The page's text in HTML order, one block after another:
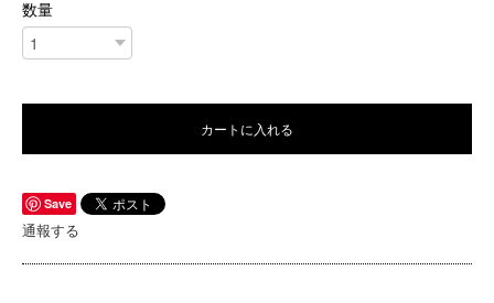
数量
カートに入れる
Save
通報する